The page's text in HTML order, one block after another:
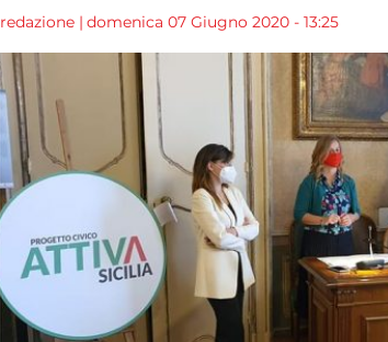
redazione | domenica 07 Giugno 2020 - 13:25